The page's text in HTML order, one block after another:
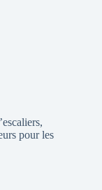
,
pour les